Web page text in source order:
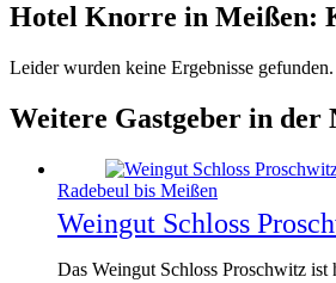
Hotel Knorre in Meißen:
Leider wurden keine Ergebnisse gefunden.
Weitere Gastgeber in der
Radebeul bis Meißen
Weingut Schloss
Das Weingut Schloss Proschwitz ist